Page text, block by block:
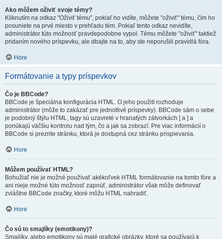
Ako môžem oživiť svoje témy?
Kliknutím na odkaz "Oživiť tému", pokiaľ ho vidíte, môžete "oživiť" tému, čím ho
posuniete na prvé miesto v prehľadu tém. Pokiaľ tento odkaz nevidíte,
administrátor túto možnosť pravdepodobne vypol. Tému môžete "oživiť" taktiež
pridaním nového príspevku, ale dbajte na to, aby ste neporušili pravidlá fóra.
Hore
Formátovanie a typy príspevkov
Čo je BBCode?
BBCode je špeciálna konfigurácia HTML. O jeho použití rozhoduje
administrátor (môže to zakázať pre jednotlivé príspevky). BBCode sám o sebe
je podobný štýlu HTML, tagy sú uzavreté v hranatých zátvorkách [ a ] a
ponúkajú väčšiu kontrolu nad tým, čo a jak sa zobrazí. Pre viac informácií o
BBCode si prezrite stránku, ktorá je dostupná cez stránku prispievania.
Hore
Môžem používať HTML?
Bohužiaľ nie je možné používať akékoľvek HTML formátovanie na tomto fóre a
ani nieje možné túto možnosť zapnúť, administrátor však môže definovať
zvláštne BBCode značky, ktoré môžu HTML nahradiť.
Hore
Čo sú to smajlíky (emotikony)?
Smajlíky, alebo emotikony sú malé grafické obrázky, ktoré sa používajú k